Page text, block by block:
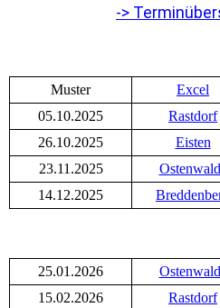
->
Muster
Excel
05.10.2025 Rastdorf
26.10.2025
Eisten
23.11.2025
14.12.2025
25.01.2026
15.02.2026
Rastdorf